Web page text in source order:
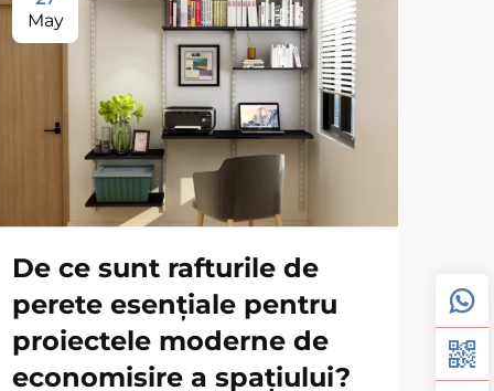
May
De ce sunt rafturile de
perete esențiale pentru
proiectele moderne de
economisire a spațiului?